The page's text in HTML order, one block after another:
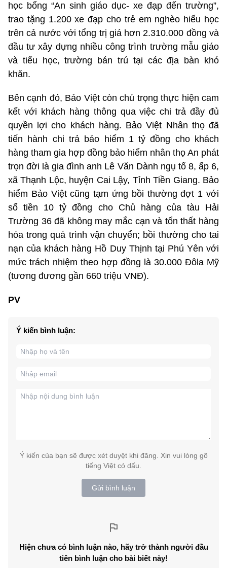
học bổng “An sinh giáo dục- xe đạp đến trường”,
trao tặng 1.200 xe đạp cho trẻ em nghèo hiếu học
trên cả nước với tổng trị giá hơn 2.310.000 đồng và
đầu tư xây dựng nhiều công trình trường mẫu giáo
và tiểu học, trường bán trú tại các địa bàn khó
khăn.
Bên cạnh đó, Bảo Việt còn chú trọng thực hiện cam
kết với khách hàng thông qua việc chi trả đầy đủ
quyền lợi cho khách hàng. Bảo Việt Nhân thọ đã
tiến hành chi trả bảo hiểm 1 tỷ đồng cho khách
hàng tham gia hợp đồng bảo hiểm nhân thọ An phát
trọn đời là gia đình anh Lê Văn Dành ngụ tổ 8, ấp 6,
xã Thạnh Lộc, huyện Cai Lậy, Tỉnh Tiền Giang. Bảo
hiểm Bảo Việt cũng tạm ứng bồi thường đợt 1 với
số tiền 10 tỷ đồng cho Chủ hàng của tàu Hải
Trường 36 đã không may mắc cạn và tổn thất hàng
hóa trong quá trình vận chuyển; bồi thường cho tai
nạn của khách hàng Hồ Duy Thịnh tại Phú Yên với
mức trách nhiệm theo hợp đồng là 30.000 Đôla Mỹ
(tương đương gần 660 triệu VNĐ).
PV
Ý kiến bình luận:
Ý kiến của bạn sẽ được xét duyệt khi đăng. Xin vui lòng gõ
tiếng Việt có dấu.
Gửi bình luận
Hiện chưa có bình luận nào, hãy trở thành người đầu
tiên bình luận cho bài biết này!